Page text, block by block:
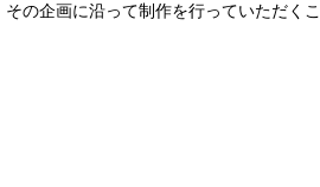
の企画に沿って制作を行っていただくこ